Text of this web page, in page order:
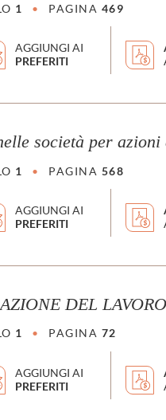
1 • PAGINA 469
AGGIUNGI AI
PREFERITI
società per
1 • PAGINA 568
AGGIUNGI AI
PREFERITI
DEL
1 • PAGINA 72
AGGIUNGI AI
PREFERITI